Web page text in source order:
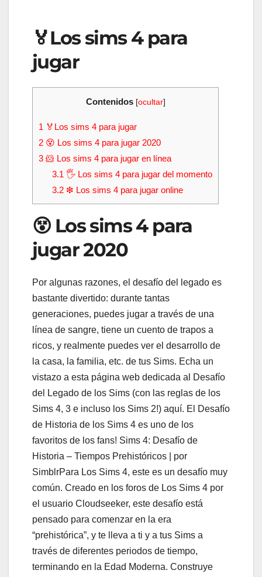
🏅Los sims 4 para
jugar
Contenidos [ocultar]
1 🏅Los sims 4 para jugar
2 😵 Los sims 4 para jugar 2020
3 🐹 Los sims 4 para jugar en línea
3.1 🖐 Los sims 4 para jugar del momento
3.2❇ Los sims 4 para jugar online
😵 Los sims 4 para
jugar 2020
Por algunas razones, el desafío del legado es
bastante divertido: durante tantas
generaciones, puedes jugar a través de una
línea de sangre, tiene un cuento de trapos a
ricos, y realmente puedes ver el desarrollo de
la casa, la familia, etc. de tus Sims. Echa un
vistazo a esta página web dedicada al Desafío
del Legado de los Sims (con las reglas de los
Sims 4, 3 e incluso los Sims 2!) aquí. El Desafío
de Historia de los Sims 4 es uno de los
favoritos de los fans! Sims 4: Desafío de
Historia – Tiempos Prehistóricos | por
SimblrPara Los Sims 4, este es un desafío muy
común. Creado en los foros de Los Sims 4 por
el usuario Cloudseeker, este desafío está
pensado para comenzar en la era
“prehistórica”, y te lleva a ti y a tus Sims a
través de diferentes periodos de tiempo,
terminando en la Edad Moderna. Construye